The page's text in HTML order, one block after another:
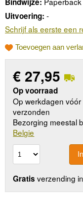
Uitvoering: -
Schrijf als eerste een
Toevoegen aan
€ 27,95
Op voorraad
Op werkdagen
verzonden
Bezorging meestal
Belgie
Gratis verzending